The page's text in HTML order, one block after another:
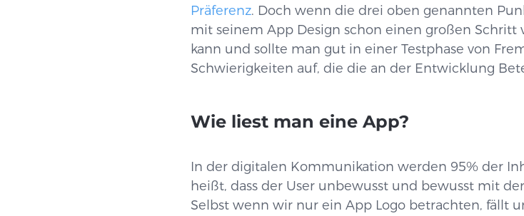
Präferenz. Doch wenn die drei oben genannten
mit seinem App Design schon einen großen Schritt
kann und sollte man gut in einer Testphase von
Schwierigkeiten auf, die die an der Entwicklung
Wie liest man eine App?
In der digitalen Kommunikation werden 95% der
heißt, dass der User unbewusst und bewusst mit
Selbst wenn wir nur ein App Logo betrachten, fällt